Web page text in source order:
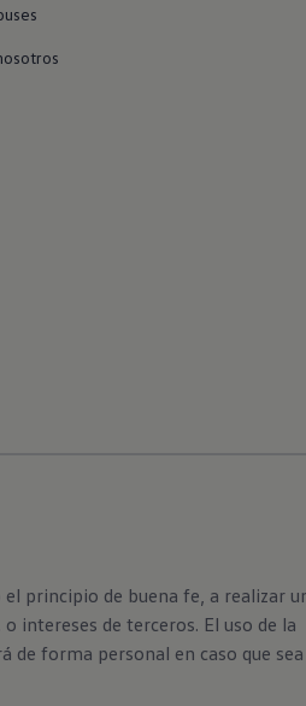
principio de buena fe, a realizar
intereses de terceros. El uso de la
forma personal en caso que